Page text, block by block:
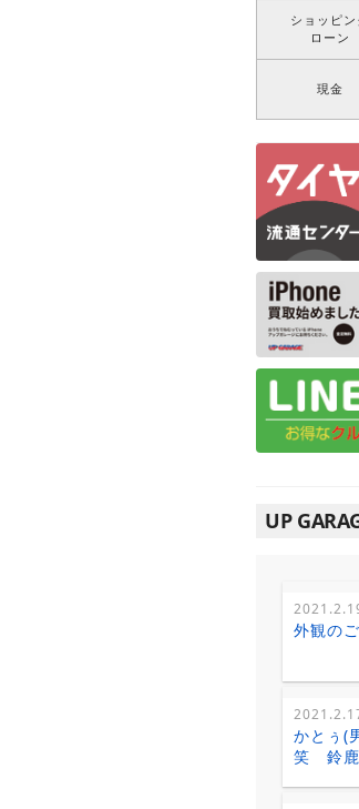
ショッピン
ローン
現金
UP
外観の
かとぅ(
笑 鈴鹿